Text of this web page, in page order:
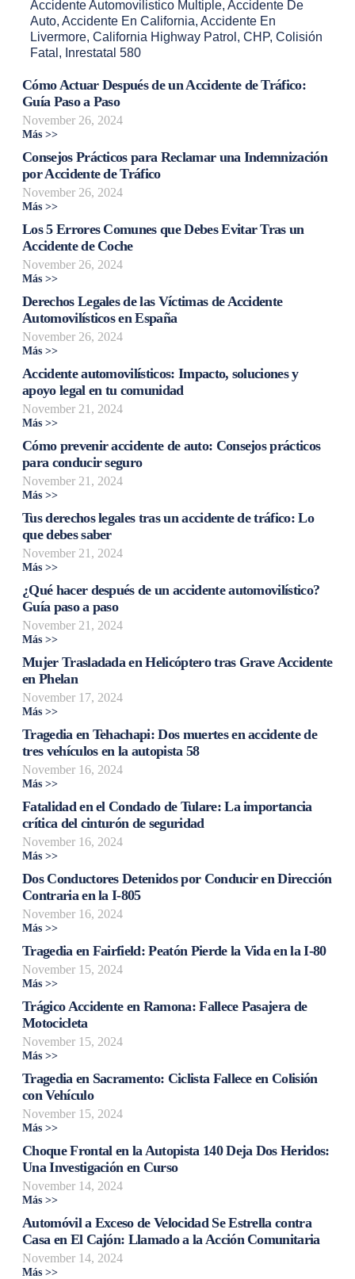
Accidente Automovilistico Multiple, Accidente De
Auto, Accidente En California, Accidente En
Livermore, California Highway Patrol , CHP, Colisión
Fatal , Inrestatal 580
Cómo Actuar Después de un Accidente de Tráfico:
Guía Paso a Paso
November 26, 2024
Más >>
Consejos Prácticos para Reclamar una Indemnización
por Accidente de Tráfico
November 26, 2024
Más >>
Los 5 Errores Comunes que Debes Evitar Tras un
Accidente de Coche
November 26, 2024
Más >>
Derechos Legales de las Víctimas de Accidente
Automovilísticos en España
November 26, 2024
Más >>
Accidente automovilísticos: Impacto, soluciones y
apoyo legal en tu comunidad
November 21, 2024
Más >>
Cómo prevenir accidente de auto: Consejos prácticos
para conducir seguro
November 21, 2024
Más >>
Tus derechos legales tras un accidente de tráfico: Lo
que debes saber
November 21, 2024
Más >>
¿Qué hacer después de un accidente automovilístico?
Guía paso a paso
November 21, 2024
Más >>
Mujer Trasladada en Helicóptero tras Grave Accidente
en Phelan
November 17, 2024
Más >>
Tragedia en Tehachapi: Dos muertes en accidente de
tres vehículos en la autopista 58
November 16, 2024
Más >>
Fatalidad en el Condado de Tulare: La importancia
crítica del cinturón de seguridad
November 16, 2024
Más >>
Dos Conductores Detenidos por Conducir en Dirección
Contraria en la I-805
November 16, 2024
Más >>
Tragedia en Fairfield: Peatón Pierde la Vida en la I-80
November 15, 2024
Más >>
Trágico Accidente en Ramona: Fallece Pasajera de
Motocicleta
November 15, 2024
Más >>
Tragedia en Sacramento: Ciclista Fallece en Colisión
con Vehículo
November 15, 2024
Más >>
Choque Frontal en la Autopista 140 Deja Dos Heridos:
Una Investigación en Curso
November 14, 2024
Más >>
Automóvil a Exceso de Velocidad Se Estrella contra
Casa en El Cajón: Llamado a la Acción Comunitaria
November 14, 2024
Más >>